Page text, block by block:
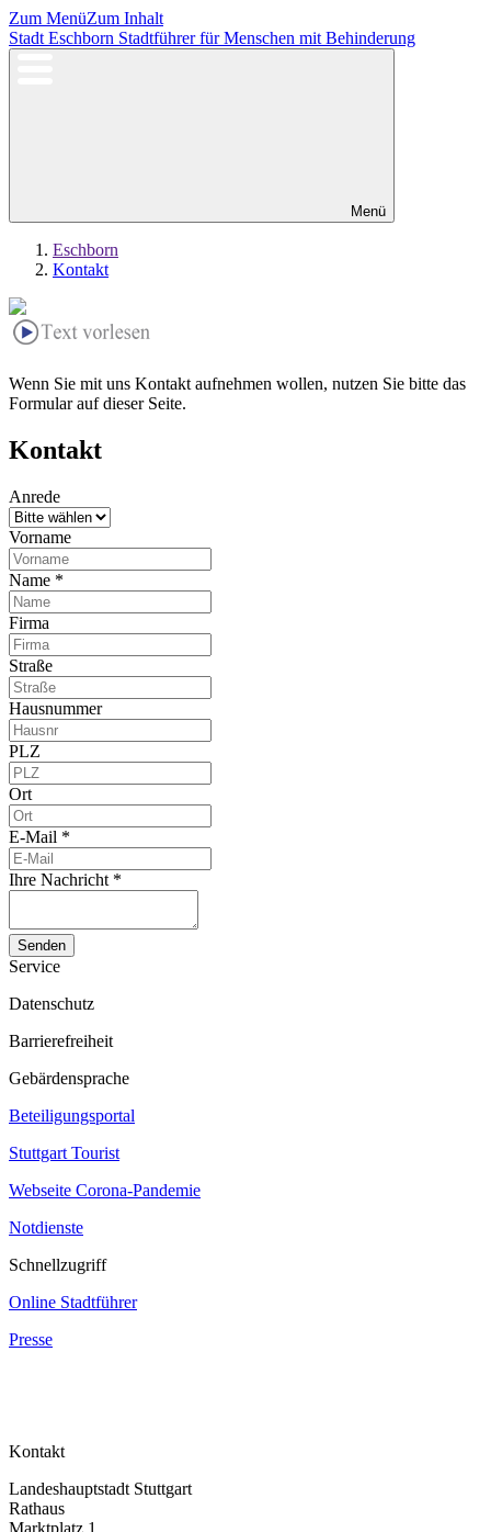
Zum MenüZum Inhalt
Stadt Eschborn Stadtführer für Menschen mit Behinderung
Menü
Eschborn
Kontakt
Wenn Sie mit uns Kontakt aufnehmen wollen, nutzen Sie bitte das
Formular auf dieser Seite.
Kontakt
Anrede
Vorname
Name *
Firma
Straße
Hausnummer
PLZ
Ort
E-Mail *
Ihre Nachricht *
Senden
Service
Datenschutz
Barrierefreiheit
Gebärdensprache
Beteiligungsportal
Stuttgart Tourist
Webseite Corona‐Pandemie
Notdienste
Schnellzugriff
Online Stadtführer
Presse
Kontakt
Landeshauptstadt Stuttgart
Rathaus
Marktplatz 1